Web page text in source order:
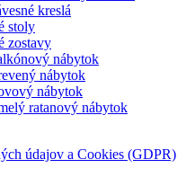
kreslá
stoly
zostavy
nábytok
nábytok
nábytok
ratanový nábytok
údajov a Cookies (GDPR)